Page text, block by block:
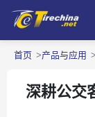
首页 产品与应用
深耕公交